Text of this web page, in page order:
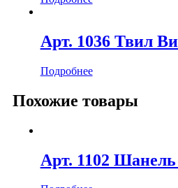
Арт. 1036 Твил
Подробнее
Похожие товары
Арт. 1102 Шанель